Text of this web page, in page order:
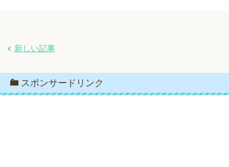
新しい記事
スポンサードリンク